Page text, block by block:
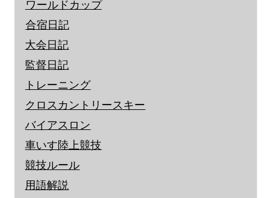
ワールドカップ
合宿日記
大会日記
監督日記
トレーニング
クロスカントリースキー
バイアスロン
車いす陸上競技
競技ルール
用語解説